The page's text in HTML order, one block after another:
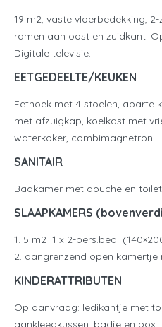
19 m2, vaste vloerbedekking,
ramen aan oost en zuidkant.
Digitale televisie.
EETGEDEELTE/KEUKEN
Eethoek met 4 stoelen, aparte
met afzuigkap, koelkast met
waterkoker, combimagnetron
SANITAIR
Badkamer met douche en toilet
SLAAPKAMERS
1. 5 m2 1 x 2-pers.bed
2. aangrenzend open kamertje
KINDERATTRIBUTEN
Op aanvraag: ledikantje met
aankleedkussen, badje en box.